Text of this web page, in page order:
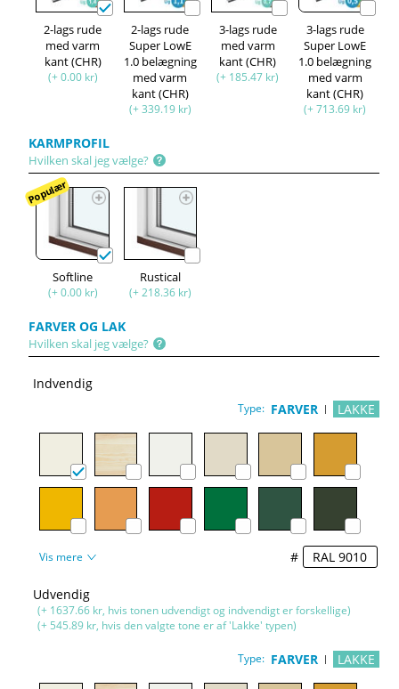
2-lags rude
med varm
kant (CHR)
(+ 0.00 kr)
2-lags rude
Super LowE
1.0 belægning
med varm
kant (CHR)
(+ 339.19 kr)
3-lags rude
med varm
kant (CHR)
(+ 185.47 kr)
3-lags rude
Super LowE
1.0 belægning
med varm
kant (CHR)
(+ 713.69 kr)
KARMPROFIL
Hvilken skal jeg vælge?
Populær
Softline
(+ 0.00 kr)
Rustical
(+ 218.36 kr)
FARVER OG LAK
Hvilken skal jeg vælge?
Indvendig
Type: FARVER LAKKE
Vis mere #
Udvendig
(+ 1637.66 kr, hvis tonen udvendigt og indvendigt er forskellige)
(+ 545.89 kr, hvis den valgte tone er af 'Lakke' typen)
Type: FARVER LAKKE